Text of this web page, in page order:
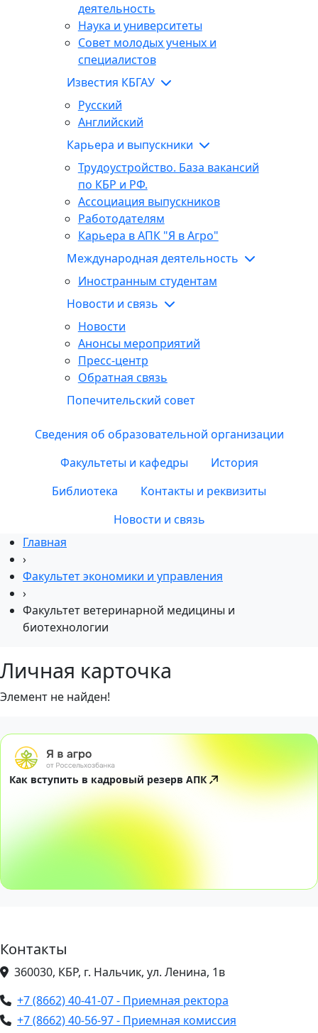
деятельность
Наука и университеты
Совет молодых ученых и
специалистов
Известия КБГАУ
Русский
Английский
Карьера и выпускники
Трудоустройство. База вакансий
по КБР и РФ.
Ассоциация выпускников
Работодателям
Карьера в АПК "Я в Агро"
Международная деятельность
Иностранным студентам
Новости и связь
Новости
Анонсы мероприятий
Пресс-центр
Обратная связь
Попечительский совет
Сведения об образовательной организации
Факультеты и кафедры
История
Библиотека
Контакты и реквизиты
Новости и связь
Главная
›
Факультет экономики и управления
›
Факультет ветеринарной медицины и
биотехнологии
Личная карточка
Элемент не найден!
Как вступить в кадровый резерв АПК
Контакты
360030, КБР, г. Нальчик, ул. Ленина, 1в
+7 (8662) 40-41-07 - Приемная ректора
+7 (8662) 40-56-97 - Приемная комиссия